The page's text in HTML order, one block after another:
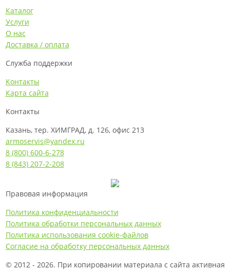
Каталог
Услуги
О нас
Доставка / оплата
Служба поддержки
Контакты
Карта сайта
Контакты
Казань, тер. ХИМГРАД, д. 126, офис 213
armoservis@yandex.ru
8 (800) 600-6-278
8 (843) 207-2-208
Правовая информация
Политика конфиденциальности
Политика обработки персональных данных
Политика использования cookie-файлов
Согласие на обработку персональных данных
© 2012 - 2026. При копировании материала с сайта активная